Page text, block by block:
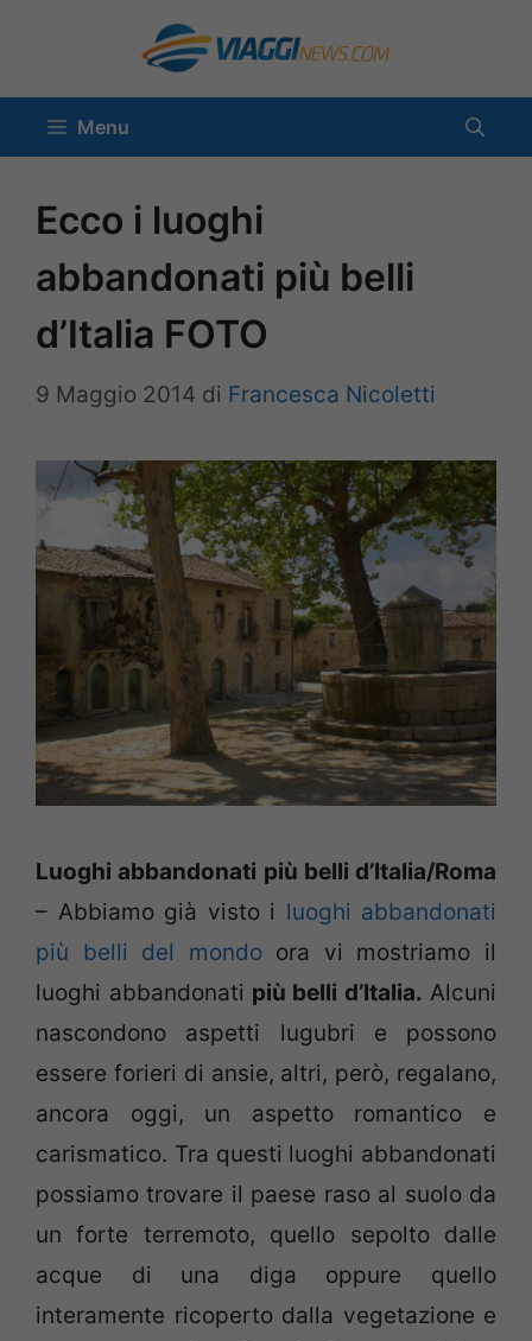
contenuto
Menu
Ecco i luoghi
abbandonati più belli
d’Italia FOTO
9 Maggio 2014 di Francesca Nicoletti
Luoghi abbandonati più belli d’Italia/Roma
– Abbiamo già visto i luoghi abbandonati
più belli del mondoora vi mostriamo il
luoghi abbandonati più belli d’Italia.Alcuni
nascondono aspetti lugubri e possono
essere forieri di ansie, altri, però, regalano,
ancora oggi, un aspetto romantico e
carismatico. Tra questi luoghi abbandonati
possiamo trovare il paese raso al suolo da
un forte terremoto, quello sepolto dalle
acque di una diga oppure quello
interamente ricoperto dalla vegetazione e